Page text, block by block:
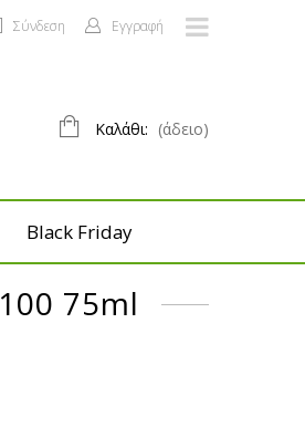
Σύνδεση Εγγραφή
Καλάθι: (άδειο)
Black Friday
75ml